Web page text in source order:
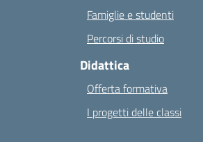
Famiglie e studenti
Percorsi di studio
Didattica
Offerta formativa
I progetti delle classi